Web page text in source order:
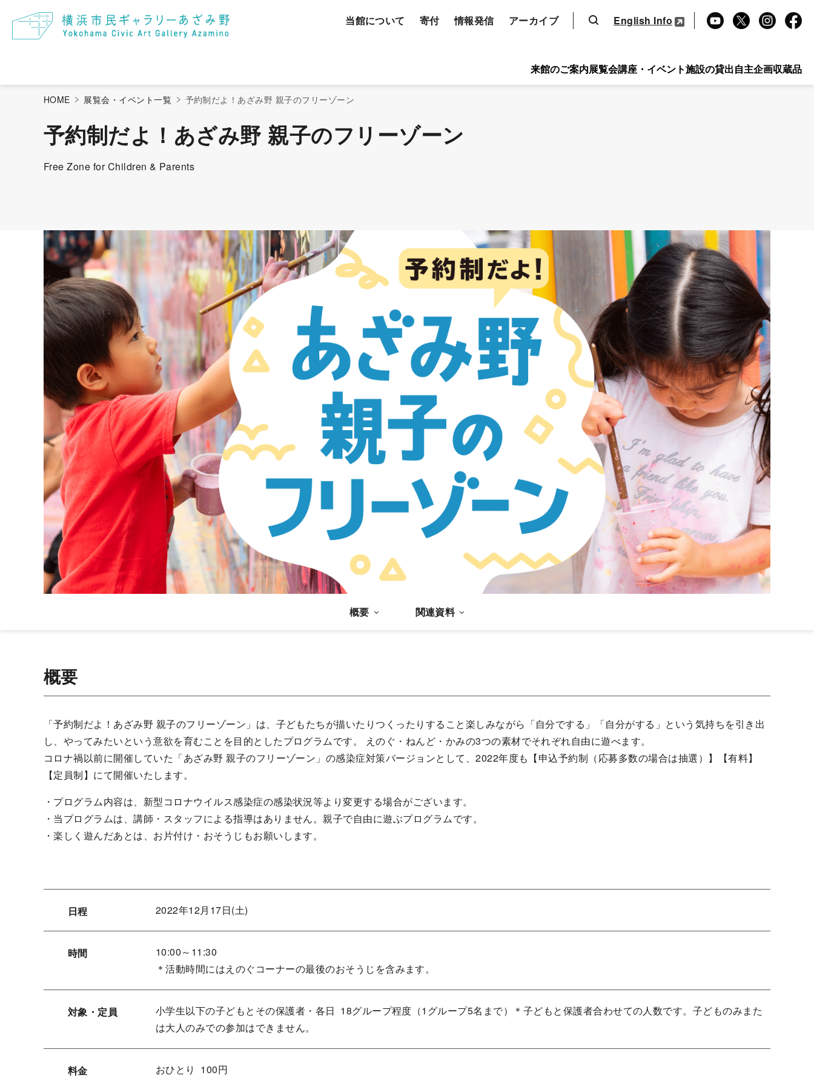
当館について 寄付 情報発信 アーカイブ
検索
English Info
Yo
e
X
Ins
m
Fa
ok
来館のご案内展覧会講座・イベント施設の貸出自主企画収蔵品
HOME 展覧会・イベント一覧 予約制だよ！あざみ野 親子のフリーゾーン
予約制だよ！あざみ野 親子のフリーゾーン
Free Zone for Children & Parents
概要 関連資料
概要
「予約制だよ！あざみ野 親子のフリーゾーン」は、子どもたちが描いたりつくったりすること楽しみながら「自分でする」「自分がする」という気持ちを引き出
し、やってみたいという意欲を育むことを目的としたプログラムです。 えのぐ・ねんど・かみの3つの素材でそれぞれ自由に遊べます。
コロナ禍以前に開催していた「あざみ野 親子のフリーゾーン」の感染症対策バージョンとして、2022年度も【申込予約制（応募多数の場合は抽選）】【有料】
【定員制】にて開催いたします。
・プログラム内容は、新型コロナウイルス感染症の感染状況等より変更する場合がございます。
・当プログラムは、講師・スタッフによる指導はありません。親子で自由に遊ぶプログラムです。
・楽しく遊んだあとは、お片付け・おそうじもお願いします。
日程 2022年12月17日(土)
時間
10:00～11:30
＊活動時間にはえのぐコーナーの最後のおそうじを含みます。
対象・定員
小学生以下の子どもとその保護者・各日 18グループ程度（1グループ5名まで）＊子どもと保護者合わせての人数です。子どものみまた
は大人のみでの参加はできません。
料金
おひとり 100円